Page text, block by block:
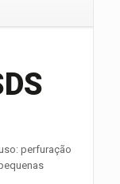
perfuração